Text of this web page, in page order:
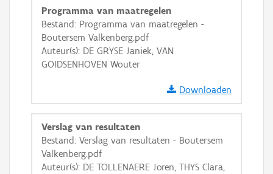
Ortho
GRB-Basiskaart
GRB-Basiskaart in grijswaarden
Programma van maatregelen
Bestand: Programma van maatregelen -
Boutersem Valkenberg.pdf
Auteur(s): DE GRYSE Janiek, VAN
GOIDSENHOVEN Wouter
Downloaden
Verslag van resultaten
Bestand: Verslag van resultaten - Boutersem
Valkenberg.pdf
Auteur(s): DE TOLLENAERE Joren, THYS Clara,